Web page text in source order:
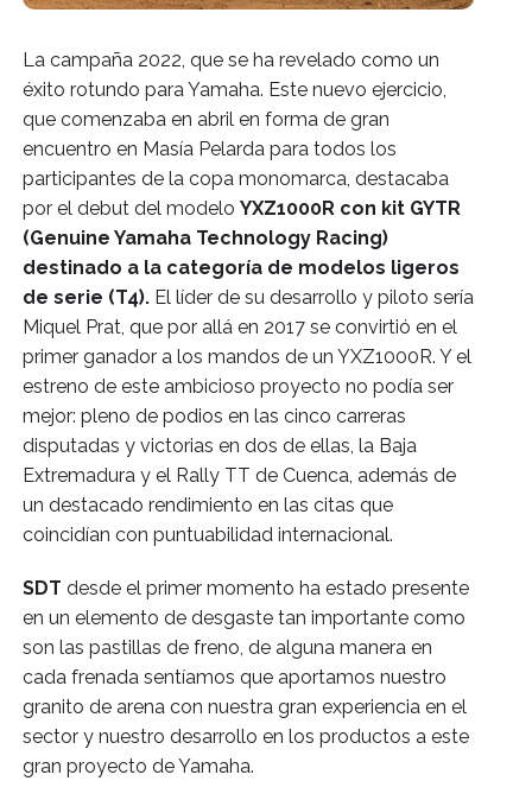
La campaña 2022, que se ha revelado como un
éxito rotundo para Yamaha. Este nuevo ejercicio,
que comenzaba en abril en forma de gran
encuentro en Masía Pelarda para todos los
participantes de la copa monomarca, destacaba
por el debut del modelo YXZ1000R con kit GYTR
(Genuine Yamaha Technology Racing)
destinado a la categoría de modelos ligeros
de serie (T4). El líder de su desarrollo y piloto sería
Miquel Prat, que por allá en 2017 se convirtió en el
primer ganador a los mandos de un YXZ1000R. Y el
estreno de este ambicioso proyecto no podía ser
mejor: pleno de podios en las cinco carreras
disputadas y victorias en dos de ellas, la Baja
Extremadura y el Rally TT de Cuenca, además de
un destacado rendimiento en las citas que
coincidían con puntuabilidad internacional.
SDT desde el primer momento ha estado presente
en un elemento de desgaste tan importante como
son las pastillas de freno, de alguna manera en
cada frenada sentíamos que aportamos nuestro
granito de arena con nuestra gran experiencia en el
sector y nuestro desarrollo en los productos a este
gran proyecto de Yamaha.